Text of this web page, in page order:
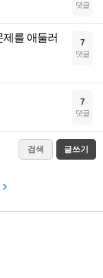
댓글
를 애둘러
7
댓글
7
댓글
검색 글쓰기